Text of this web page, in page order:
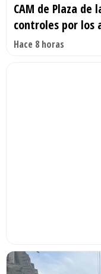
CAM de Plaza de
controles por los
Hace 8 horas